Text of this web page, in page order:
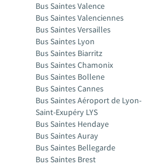
Bus Saintes Valence
Bus Saintes Valenciennes
Bus Saintes Versailles
Bus Saintes Lyon
Bus Saintes Biarritz
Bus Saintes Chamonix
Bus Saintes Bollene
Bus Saintes Cannes
Bus Saintes Aéroport de Lyon-
Saint-Exupéry LYS
Bus Saintes Hendaye
Bus Saintes Auray
Bus Saintes Bellegarde
Bus Saintes Brest